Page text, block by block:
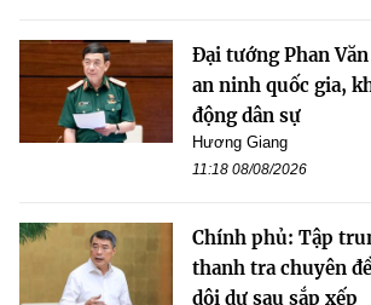
Đại tướng Phan
an ninh quốc gia,
động dân sự
Hương Giang
11:18 08/08/2026
Chính phủ: Tập
thanh tra chuyên
dôi dư sau sắp xếp